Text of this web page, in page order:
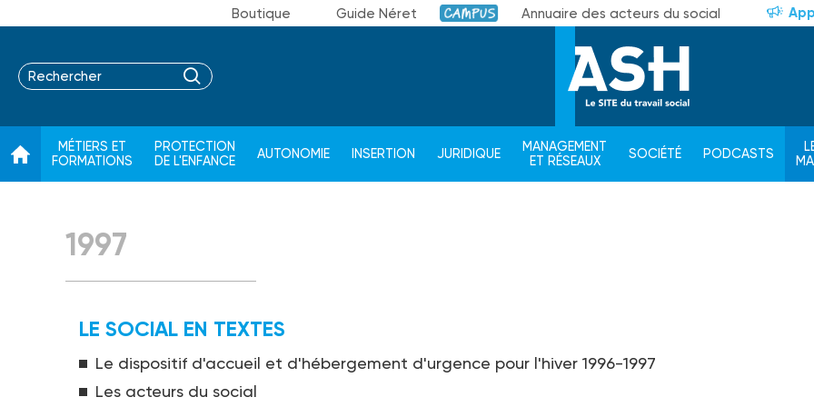
Boutique Guide Néret Campus Annuaire des acteurs du social
MÉTIERS ET
FORMATIONS
PROTECTION
DE L'ENFANCE
AUTONOMIE INSERTION JURIDIQUE
MANAGEMENT
ET RÉSEAUX
SOCIÉTÉ PODCASTS
1997
LE SOCIAL EN TEXTES
Le dispositif d'accueil et d'hébergement d'urgence pour l'hiver 1996-1997
Les acteurs du social